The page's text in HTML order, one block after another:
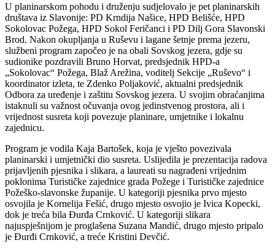
U planinarskom pohodu i druženju sudjelovalo je pet planinarskih
društava iz Slavonije: PD Krndija Našice, HPD Belišće, HPD
Sokolovac Požega, HPD Sokol Feričanci i PD Dilj Gora Slavonski
Brod. Nakon okupljanja u Ruševu i lagane šetnje prema jezeru,
službeni program započeo je na obali Sovskog jezera, gdje su
sudionike pozdravili Bruno Horvat, predsjednik HPD-a
„Sokolovac“ Požega, Blaž Arežina, voditelj Sekcije „Ruševo“ i
koordinator izleta, te Zdenko Poljaković, aktualni predsjednik
Odbora za uređenje i zaštitu Sovskog jezera. U svojim obraćanjima
istaknuli su važnost očuvanja ovog jedinstvenog prostora, ali i
vrijednost susreta koji povezuje planinare, umjetnike i lokalnu
zajednicu.
Program je vodila Kaja Bartošek, koja je vješto povezivala
planinarski i umjetnički dio susreta. Uslijedila je prezentacija radova
prijavljenih pjesnika i slikara, a laureati su nagrađeni vrijednim
poklonima Turističke zajednice grada Požege i Turističke zajednice
Požeško-slavonske županije. U kategoriji pjesnika prvo mjesto
osvojila je Kornelija Fešić, drugo mjesto osvojio je Ivica Kopecki,
dok je treća bila Đurđa Crnković. U kategoriji slikara
najuspješnijom je proglašena Suzana Mandić, drugo mjesto pripalo
je Đurđi Crnković, a treće Kristini Devčić.